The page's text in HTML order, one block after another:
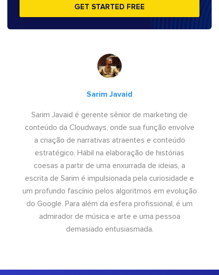
GET STARTED FREE
Sarim Javaid
Sarim Javaid é gerente sênior de marketing de
conteúdo da Cloudways, onde sua função envolve
a criação de narrativas atraentes e conteúdo
estratégico. Hábil na elaboração de histórias
coesas a partir de uma enxurrada de ideias, a
escrita de Sarim é impulsionada pela curiosidade e
um profundo fascínio pelos algoritmos em evolução
do Google. Para além da esfera profissional, é um
admirador de música e arte e uma pessoa
demasiado entusiasmada.